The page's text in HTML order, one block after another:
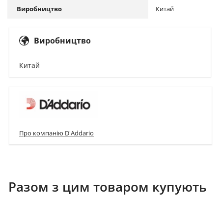
Виробництво Китай
Виробництво
Китай
Про компанію D'Addario
Разом з цим товаром купують